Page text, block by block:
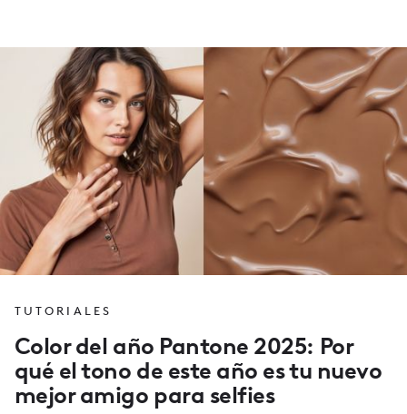
TUTORIALES
Color del año Pantone 2025: Por
qué el tono de este año es tu nuevo
mejor amigo para selfies